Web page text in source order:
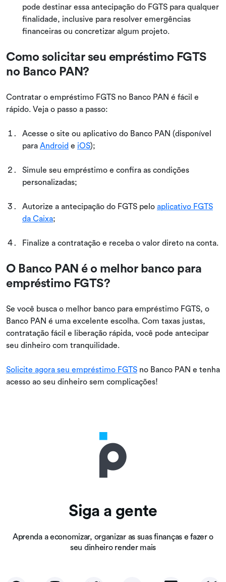
pode destinar essa antecipação do FGTS para qualquer
finalidade, inclusive para resolver emergências
financeiras ou concretizar algum projeto.
Como solicitar seu empréstimo FGTS
no Banco PAN?
Contratar o empréstimo FGTS no Banco PAN é fácil e
rápido. Veja o passo a passo:
Acesse o site ou aplicativo do Banco PAN (disponível
para Android e iOS);
Simule seu empréstimo e confira as condições
personalizadas;
Autorize a antecipação do FGTS pelo aplicativo FGTS
da Caixa;
Finalize a contratação e receba o valor direto na conta.
O Banco PAN é o melhor banco para
empréstimo FGTS?
Se você busca o melhor banco para empréstimo FGTS, o
Banco PAN é uma excelente escolha. Com taxas justas,
contratação fácil e liberação rápida, você pode antecipar
seu dinheiro com tranquilidade.
Solicite agora seu empréstimo FGTS no Banco PAN e tenha
acesso ao seu dinheiro sem complicações!
Siga a gente
Aprenda a economizar, organizar as suas finanças e fazer o
seu dinheiro render mais